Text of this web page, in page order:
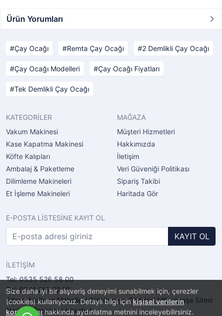
Size daha iyi bir alışveriş deneyimi sunabilmek için, çerezler
(cookies) kullanıyoruz. Detaylı bilgi içinkişisel verilerin
korunmasıhakkında aydınlatma metnini inceleyebilirsiniz.
Ürün Yorumları
Çay Ocağı Remta Çay Ocağı 2 Demlikli Çay Ocağı
Çay Ocağı Modelleri Çay Ocağı Fiyatları
Tek Demlikli Çay Ocağı
KATEGORİLER
Vakum Makinesi
Kase Kapatma Makinesi
Köfte Kalıpları
Ambalaj & Paketleme
Dilimleme Makineleri
Et İşleme Makineleri
MAĞAZA
Müşteri Hizmetleri
Hakkımızda
İletişim
Veri Güveniği Politikası
Sipariş Takibi
Haritada Gör
E-POSTA LİSTESİNE KAYIT OL
KAYIT OL
İLETİŞİM
Tel: 0535 526 58 00
Tel: 0541 215 22 19
Adres: Maltepe Mahellesi Gümüşsuyu Caddesi Mithatpaşa Sitesi
No:2/11 Topkapı / İstanbul